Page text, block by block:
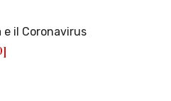
e il Coronavirus